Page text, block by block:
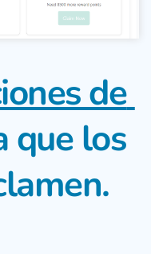
de
que los